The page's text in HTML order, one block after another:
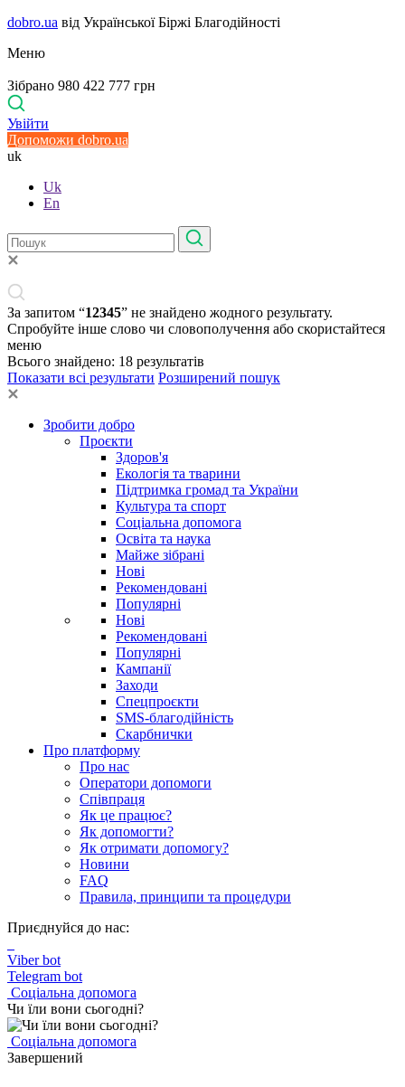
dobro.ua від Української Біржі Благодійності
Меню
Зібрано 980 422 777 грн
Увійти
Допоможи dobro.ua
uk
Uk
En
За запитом “12345” не знайдено жодного результату.
Спробуйте інше слово чи словополучення або скористайтеся
меню
Всього знайдено: 18 результатів
Показати всі результати Розширений пошук
Зробити добро
Проєкти
Здоров'я
Екологія та тварини
Підтримка громад та України
Культура та спорт
Соціальна допомога
Освіта та наука
Майже зібрані
Нові
Рекомендовані
Популярні
Нові
Рекомендовані
Популярні
Кампанії
Заходи
Спецпроєкти
SMS-благодійність
Скарбнички
Про платформу
Про нас
Оператори допомоги
Співпраця
Як це працює?
Як допомогти?
Як отримати допомогу?
Новини
FAQ
Правила, принципи та процедури
Приєднуйся до нас:
Viber bot
Telegram bot
Соціальна допомога
Чи їли вони сьогодні?
Соціальна допомога
Завершений